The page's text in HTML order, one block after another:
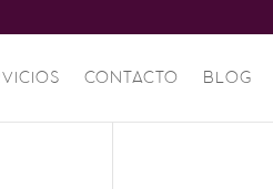
CONTACTO BLOG